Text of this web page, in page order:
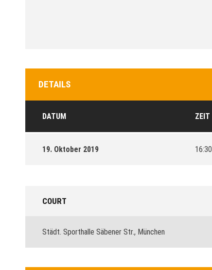
DETAILS
DATUM ZEIT
19. Oktober 2019 16:30
COURT
Städt. Sporthalle Säbener Str., München